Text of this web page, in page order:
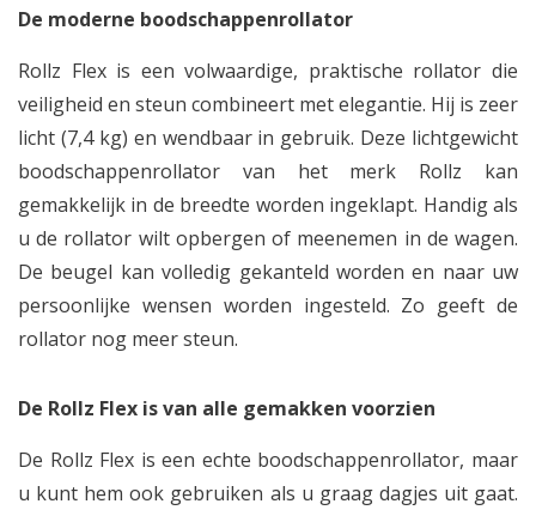
De moderne boodschappenrollator
Rollz Flex is een volwaardige, praktische rollator die
veiligheid en steun combineert met elegantie. Hij is zeer
licht (7,4 kg) en wendbaar in gebruik. Deze lichtgewicht
boodschappenrollator van het merk Rollz kan
gemakkelijk in de breedte worden ingeklapt. Handig als
u de rollator wilt opbergen of meenemen in de wagen.
De beugel kan volledig gekanteld worden en naar uw
persoonlijke wensen worden ingesteld. Zo geeft de
rollator nog meer steun.
De Rollz Flex is van alle gemakken voorzien
De Rollz Flex is een echte boodschappenrollator, maar
u kunt hem ook gebruiken als u graag dagjes uit gaat.